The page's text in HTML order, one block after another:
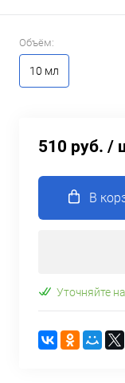
Объём:
10 мл
510 руб. /
В
Уточняйте